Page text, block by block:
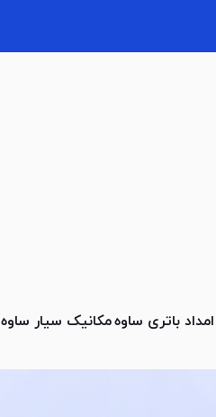
امداد باتری ساوهمکانیک سیار ساوه